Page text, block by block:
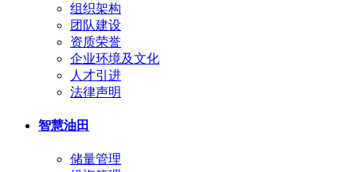
组织架构
团队建设
资质荣誉
企业环境及文化
人才引进
法律声明
智慧油田
储量管理